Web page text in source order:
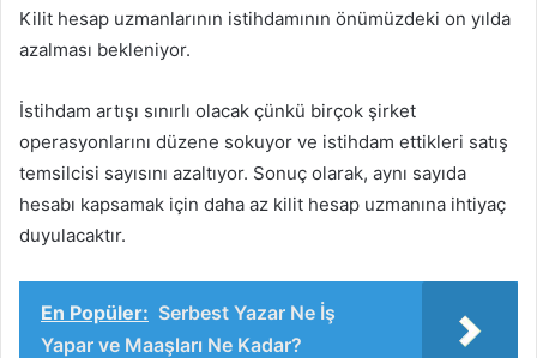
Kilit hesap uzmanlarının istihdamının önümüzdeki on yılda
azalması bekleniyor.
İstihdam artışı sınırlı olacak çünkü birçok şirket
operasyonlarını düzene sokuyor ve istihdam ettikleri satış
temsilcisi sayısını azaltıyor. Sonuç olarak, aynı sayıda
hesabı kapsamak için daha az kilit hesap uzmanına ihtiyaç
duyulacaktır.
En Popüler: Serbest Yazar Ne İş
Yapar ve Maaşları Ne Kadar?